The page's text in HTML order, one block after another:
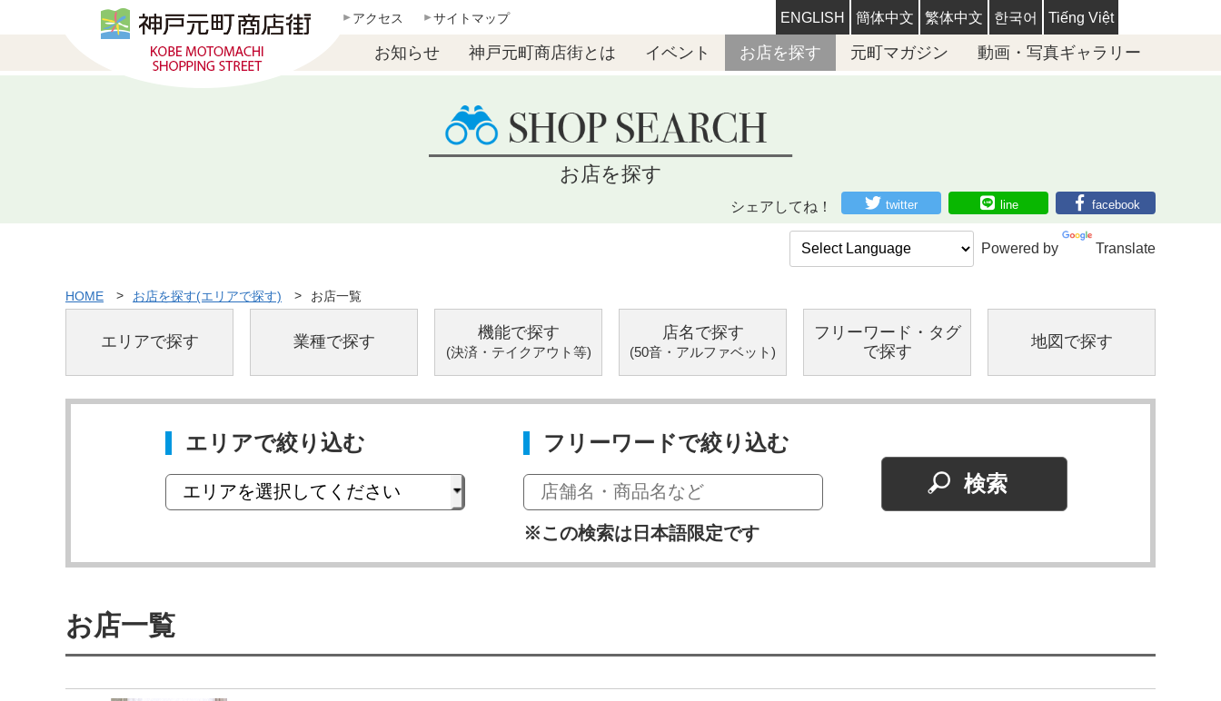
アクセス サイトマップ ENGLISH 簡体中文 繁体中文 한국어 Tiếng Việt
お知らせ 神戸元町商店街とは イベント お店を探す 元町マガジン 動画・写真ギャラリー
お店を探す
シェアしてね！ twitter line facebook
Powered by Translate
HOME お店を探す(エリアで探す) お店一覧
エリアで探す 業種で探す 機能で探す
(決済・テイクアウト等)
店名で探す
(50音・アルファベット)
フリーワード・ タグ
で探す
地図で探す
エリアで絞り込む フリーワードで絞り込む
※この検索は日本語限定です
お店一覧